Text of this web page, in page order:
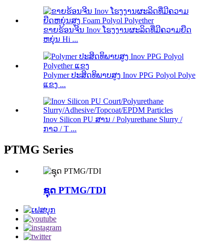
ຂາຍຮ້ອນຈີນ Inov ໂຮງງານຜະລິດທີ່ມີຄວາມຍືດ
ຫຍຸ່ນ Hi ...
Polymer ປະສິດທິພາບສູງ Inov PPG Polyol Polye
ແຂງ ...
Inov Silicon PU ສານ / Polyurethane Slurry /
ກາວ / T ...
PTMG Series
ຊຸດ PTMG/TDI